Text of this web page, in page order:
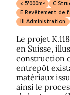
< 5'000m² C
E Revêtement de
III Administration
Le projet
en Suisse,
construction
entrepôt
matériaux
ainsi le